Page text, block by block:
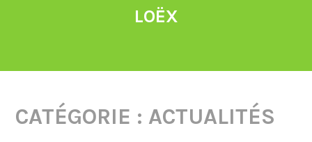
LOËX
CATÉGORIE : ACTUALITÉS